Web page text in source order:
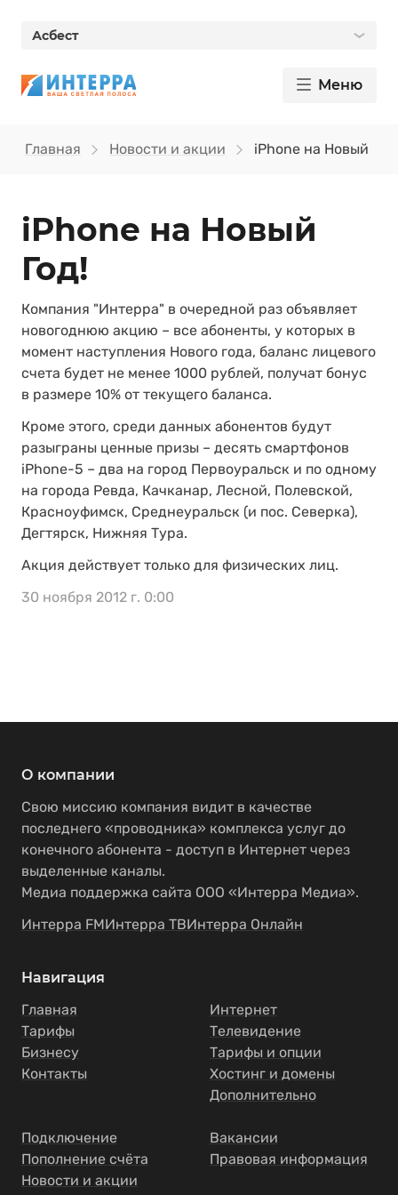
Асбест
Меню
Главная Новости и акции iPhone на Новый
iPhone на Новый
Год!
Компания "Интерра" в очередной раз объявляет
новогоднюю акцию – все абоненты, у которых в
момент наступления Нового года, баланс лицевого
счета будет не менее 1000 рублей, получат бонус
в размере 10% от текущего баланса.
Кроме этого, среди данных абонентов будут
разыграны ценные призы – десять смартфонов
iPhone-5 – два на город Первоуральск и по одному
на города Ревда, Качканар, Лесной, Полевской,
Красноуфимск, Среднеуральск (и пос. Северка),
Дегтярск, Нижняя Тура.
Акция действует только для физических лиц.
30 ноября 2012 г. 0:00
О компании
Свою миссию компания видит в качестве
последнего «проводника» комплекса услуг до
конечного абонента - доступ в Интернет через
выделенные каналы.
Медиа поддержка сайта ООО «Интерра Медиа».
Интерра FMИнтерра ТВИнтерра Онлайн
Навигация
Главная
Тарифы
Бизнесу
Контакты
Интернет
Телевидение
Тарифы и опции
Хостинг и домены
Дополнительно
Подключение
Пополнение счёта
Новости и акции
Вакансии
Правовая информация